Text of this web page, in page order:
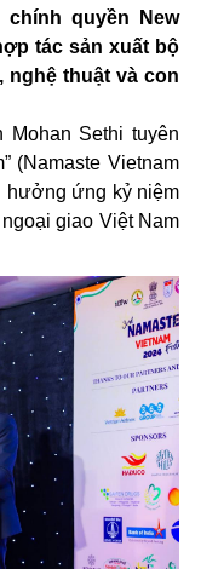
chính quyền New
tác sản xuất bộ
nghệ thuật và con
Mohan Sethi tuyên
(Namaste Vietnam
hưởng ứng kỷ niệm
giao Việt Nam